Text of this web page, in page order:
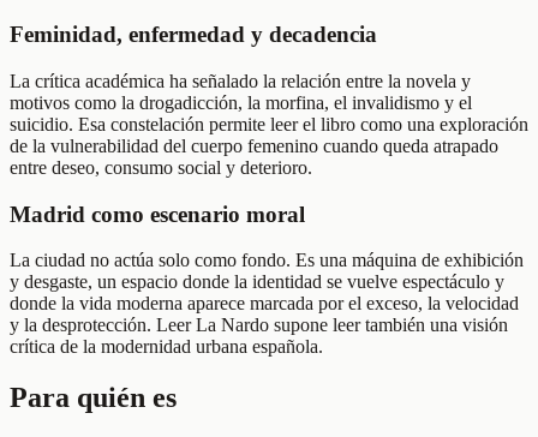
Feminidad, enfermedad y decadencia
La crítica académica ha señalado la relación entre la novela y
motivos como la drogadicción, la morfina, el invalidismo y el
suicidio. Esa constelación permite leer el libro como una exploración
de la vulnerabilidad del cuerpo femenino cuando queda atrapado
entre deseo, consumo social y deterioro.
Madrid como escenario moral
La ciudad no actúa solo como fondo. Es una máquina de exhibición
y desgaste, un espacio donde la identidad se vuelve espectáculo y
donde la vida moderna aparece marcada por el exceso, la velocidad
y la desprotección. Leer La Nardo supone leer también una visión
crítica de la modernidad urbana española.
Para quién es